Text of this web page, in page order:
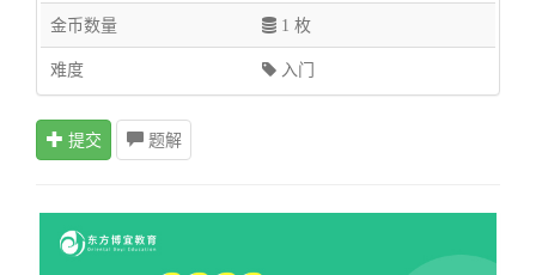
金币数量 1 枚
难度 入门
提交 题解